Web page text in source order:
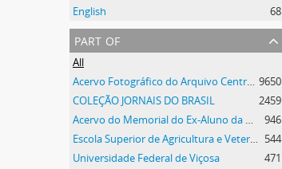
English
68
part of
All
Acervo Fotográfico do Arquivo Central Histórico da UFV 9650
COLEÇÃO JORNAIS DO BRASIL
2459
Acervo do Memorial do Ex-Aluno da UFV
946
Escola Superior de Agricultura e Veterinária 544
Universidade Federal de Viçosa
471